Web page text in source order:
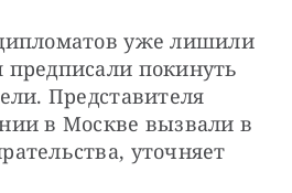
уже лишили
покинуть
Представителя
в Москве вызвали в
уточняет